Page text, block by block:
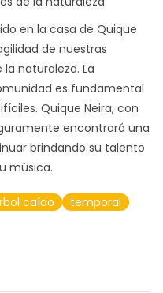
en la casa de Quique
de nuestras
naturaleza. La
es fundamental
Quique Neira, con
encontrará una
brindando su talento
música.
caído
temporal